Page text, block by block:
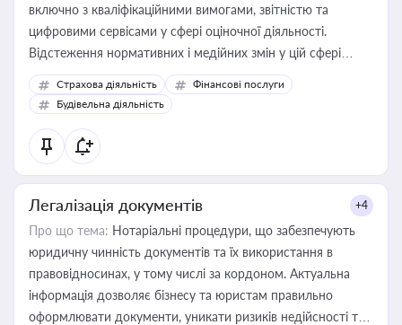
включно з кваліфікаційними вимогами, звітністю та
цифровими сервісами у сфері оціночної діяльності.
Відстеження нормативних і медійних змін у цій сфері
корисне для власника бізнесу, керівника, юриста або
бухгалтера під час оподаткування, приватизації, оренди
державного майна, корпоративних угод і перевірки
статусу суб'єктів оціночної діяльності
Страхова діяльність
Фінансові послуги
Будівельна діяльність
Легалізація документів +4
Про що тема: Нотаріальні процедури, що забезпечують
юридичну чинність документів та їх використання в
правовідносинах, у тому числі за кордоном. Актуальна
інформація дозволяє бізнесу та юристам правильно
оформлювати документи, уникати ризиків недійсності та